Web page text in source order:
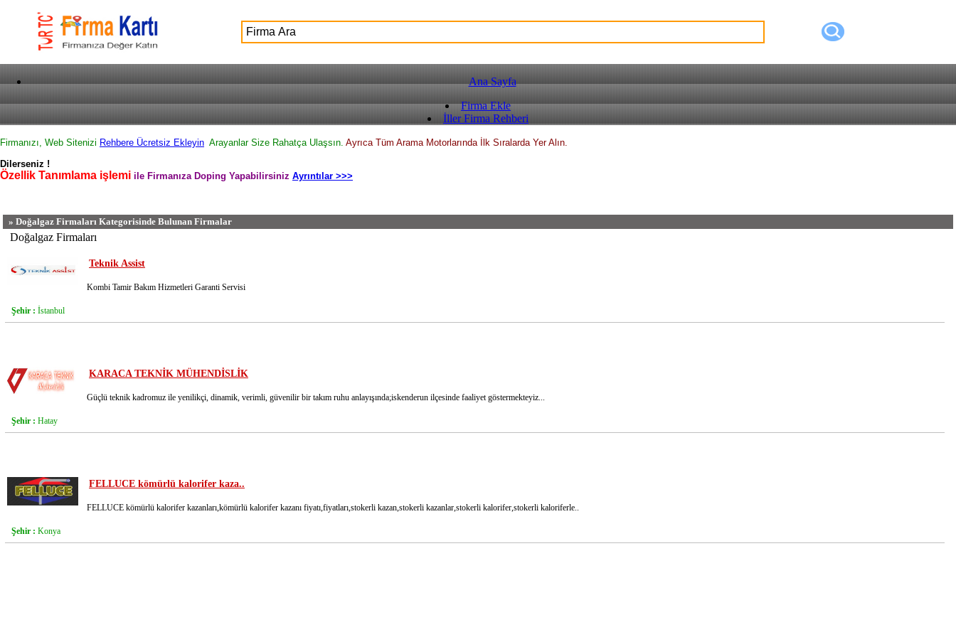
Ana Sayfa
Firma Ekle
İller Firma Rehberi
Firmanızı, Web Sitenizi Rehbere Ücretsiz Ekleyin Arayanlar Size Rahatça Ulaşsın. Ayrıca Tüm Arama Motorlarında İlk Sıralarda Yer Alın.
Dilerseniz !
Özellik Tanımlama işlemi ile Firmanıza Doping Yapabilirsiniz Ayrıntılar >>>
» Doğalgaz Firmaları Kategorisinde Bulunan Firmalar
Doğalgaz Firmaları
Teknik Assist
Kombi Tamir Bakım Hizmetleri Garanti Servisi
Şehir : İstanbul
KARACA TEKNİK MÜHENDİSLİK
Güçlü teknik kadromuz ile yenilikçi, dinamik, verimli, güvenilir bir takım ruhu anlayışında;iskenderun ilçesinde faaliyet göstermekteyiz...
Şehir : Hatay
FELLUCE kömürlü kalorifer kaza..
FELLUCE kömürlü kalorifer kazanları,kömürlü kalorifer kazanı fiyatı,fiyatları,stokerli kazan,stokerli kazanlar,stokerli kalorifer,stokerli kaloriferle..
Şehir : Konya